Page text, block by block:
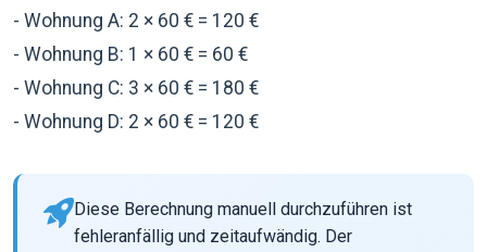
- Wohnung A: 2 × 60 € = 120 €
- Wohnung B: 1 × 60 € = 60 €
- Wohnung C: 3 × 60 € = 180 €
- Wohnung D: 2 × 60 € = 120 €
Diese Berechnung manuell durchzuführen ist
fehleranfällig und zeitaufwändig. Der